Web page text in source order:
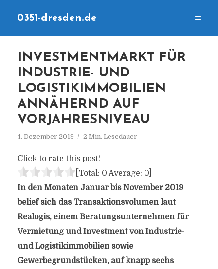
0351-dresden.de
INVESTMENTMARKT FÜR
INDUSTRIE- UND
LOGISTIKIMMOBILIEN
ANNÄHERND AUF
VORJAHRESNIVEAU
4. Dezember 2019 2 Min. Lesedauer
Click to rate this post!
[Total: 0 Average: 0]
In den Monaten Januar bis November 2019
belief sich das Transaktionsvolumen laut
Realogis, einem Beratungsunternehmen für
Vermietung und Investment von Industrie-
und Logistikimmobilien sowie
Gewerbegrundstücken, auf knapp sechs